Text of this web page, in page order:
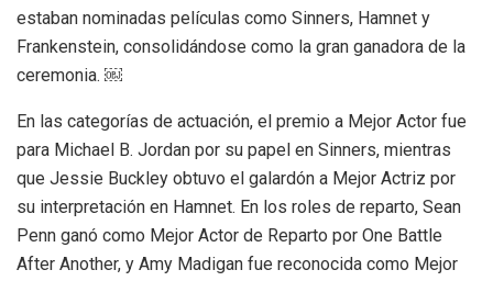
estaban nominadas películas como Sinners, Hamnet y
Frankenstein, consolidándose como la gran ganadora de la
ceremonia. ￼
En las categorías de actuación, el premio a Mejor Actor fue
para Michael B. Jordan por su papel en Sinners, mientras
que Jessie Buckley obtuvo el galardón a Mejor Actriz por
su interpretación en Hamnet. En los roles de reparto, Sean
Penn ganó como Mejor Actor de Reparto por One Battle
After Another, y Amy Madigan fue reconocida como Mejor